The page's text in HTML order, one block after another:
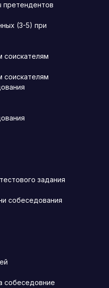
претендентов
(3-5) при
соискателям
соискателям
задания
собеседования
собеседовние